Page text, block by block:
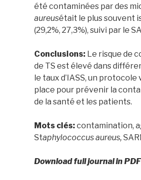
été contaminées par des
aureusétait le plus souvent
(29,2%, 27,3%), suivi par le
Conclusions: Le risque de
de TS est élevé dans
le taux d’IASS, un
place pour prévenir la
de la santé et les patients.
Mots clés: contamination,
Staphylococcus aureus,
Download full journal in